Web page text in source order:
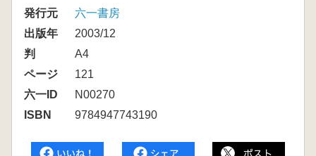
発行元
六一書房
出版年
2003/12
判
A4
ページ
121
六一ID
N00270
ISBN
9784947743190